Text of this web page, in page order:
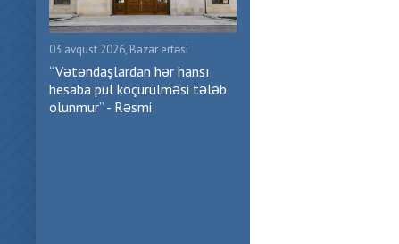
03 avqust 2026, Bazar ertəsi
“Vətəndaşlardan hər hansı
hesaba pul köçürülməsi tələb
olunmur” - Rəsmi